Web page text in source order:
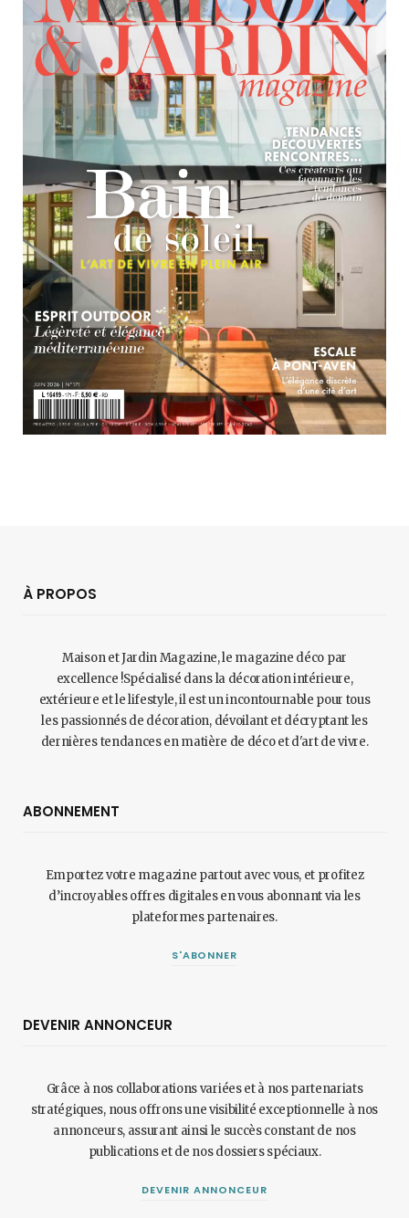
À PROPOS
Maison et Jardin Magazine, le magazine déco par
excellence !Spécialisé dans la décoration intérieure,
extérieure et le lifestyle, il est un incontournable pour tous
les passionnés de décoration, dévoilant et décryptant les
dernières tendances en matière de déco et d'art de vivre.
ABONNEMENT
Emportez votre magazine partout avec vous, et profitez
d’incroyables offres digitales en vous abonnant via les
plateformes partenaires.
S'ABONNER
DEVENIR ANNONCEUR
Grâce à nos collaborations variées et à nos partenariats
stratégiques, nous offrons une visibilité exceptionnelle à nos
annonceurs, assurant ainsi le succès constant de nos
publications et de nos dossiers spéciaux.
DEVENIR ANNONCEUR